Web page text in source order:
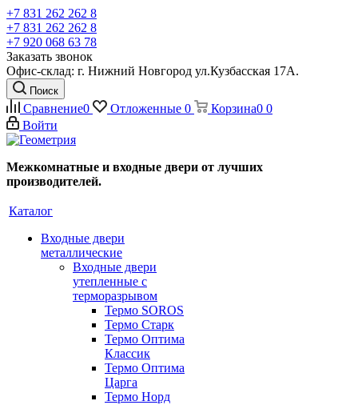
+7 831 262 262 8
+7 831 262 262 8
+7 920 068 63 78
Заказать звонок
Офис-склад: г. Нижний Новгород ул.Кузбасская 17А.
Поиск
Сравнение0 Отложенные 0 Корзина0 0
Войти
Межкомнатные и входные двери от лучших
производителей.
Каталог
Входные двери
металлические
Входные двери
утепленные с
терморазрывом
Термо SOROS
Термо Старк
Термо Оптима
Классик
Термо Оптима
Царга
Термо Норд